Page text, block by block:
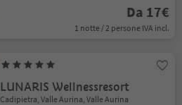
Da 17€
1 notte / 2 persone IVA incl.
LUNARIS Wellnessresort
Cadipietra, Valle Aurina, Valle Aurina